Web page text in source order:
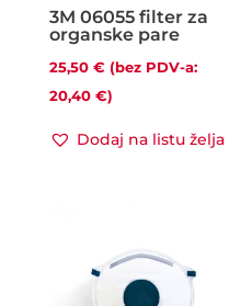
3M 06055 filter za
organske pare
25,50 € (bez PDV-a:
20,40 €)
Dodaj na listu želja